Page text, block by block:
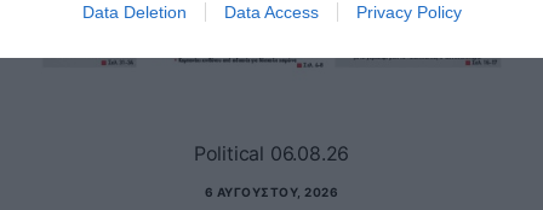
Data Deletion Data Access Privacy Policy
Political 06.08.26
6 ΑΥΓΟΎΣΤΟΥ, 2026